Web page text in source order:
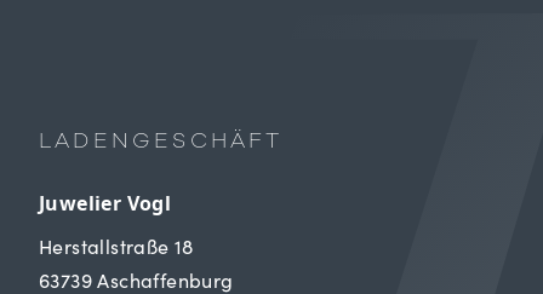
LADENGESCHÄFT
Juwelier Vogl
Herstallstraße 18
63739 Aschaffenburg